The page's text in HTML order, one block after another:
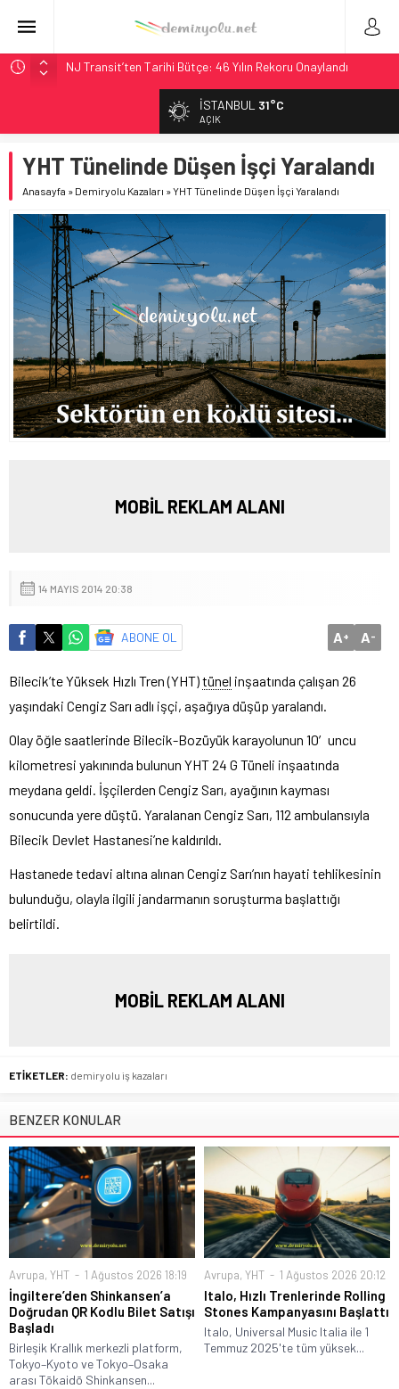
NJ Transit’ten Tarihi Bütçe: 46 Yılın Rekoru Onaylandı
Rocky Mountain, Güneş Enerjili Tesisten İlk Rayı Sevk Etti
AAR, MIT ve Berkeley Dahil 4 Üniversiteyle Araştırma
Konsorsiyumu Başlattı
Long Beach Limanı’na 58 Milyon Dolarlık Yeşil Yatırım Ödülü
Chicago’da Metra Polisi BVLOS Drone’larla Müdahale
İSTANBUL 31°C
AÇIK
YHT Tünelinde Düşen İşçi Yaralandı
Anasayfa » Demiryolu Kazaları »YHT Tünelinde Düşen İşçi Yaralandı
MOBİL REKLAM ALANI
14 MAYIS 2014 20:38
ABONE OL A+ A-
Bilecik’te Yüksek Hızlı Tren (YHT)tünel inşaatında çalışan 26
yaşındaki Cengiz Sarı adlı işçi, aşağıya düşüp yaralandı.
Olay öğle saatlerinde Bilecik-Bozüyük karayolunun 10′uncu
kilometresi yakınında bulunun YHT 24 G Tüneli inşaatında
meydana geldi. İşçilerden Cengiz Sarı, ayağının kayması
sonucunda yere düştü. Yaralanan Cengiz Sarı, 112 ambulansıyla
Bilecik Devlet Hastanesi’ne kaldırıldı.
Hastanede tedavi altına alınan Cengiz Sarı’nın hayati tehlikesinin
bulunduğu, olayla ilgili jandarmanın soruşturma başlattığı
belirtildi.
MOBİL REKLAM ALANI
ETİKETLER: demiryolu iş kazaları
BENZER KONULAR
Avrupa, YHT 1 Ağustos 2026 18:19
İngiltere’den Shinkansen’a
Doğrudan QR Kodlu Bilet Satışı
Başladı
Birleşik Krallık merkezli platform,
Tokyo–Kyoto ve Tokyo–Osaka
arası Tōkaidō Shinkansen...
Avrupa, YHT 1 Ağustos 2026 20:12
Italo, Hızlı Trenlerinde Rolling
Stones Kampanyasını Başlattı
Italo, Universal Music Italia ile 1
Temmuz 2025'te tüm yüksek...